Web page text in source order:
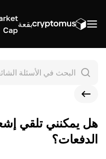
بقعة
Cap
هل يمكنني تلقي
الدفعات؟